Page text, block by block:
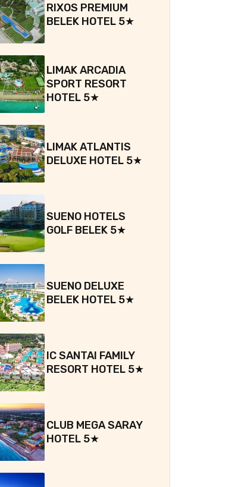
RIXOS PREMIUM
BELEK HOTEL 5★
LIMAK ARCADIA
SPORT RESORT
HOTEL 5★
LIMAK ATLANTIS
DELUXE HOTEL 5★
SUENO HOTELS
GOLF BELEK 5★
SUENO DELUXE
BELEK HOTEL 5★
IC SANTAI FAMILY
RESORT HOTEL 5★
CLUB MEGA SARAY
HOTEL 5★